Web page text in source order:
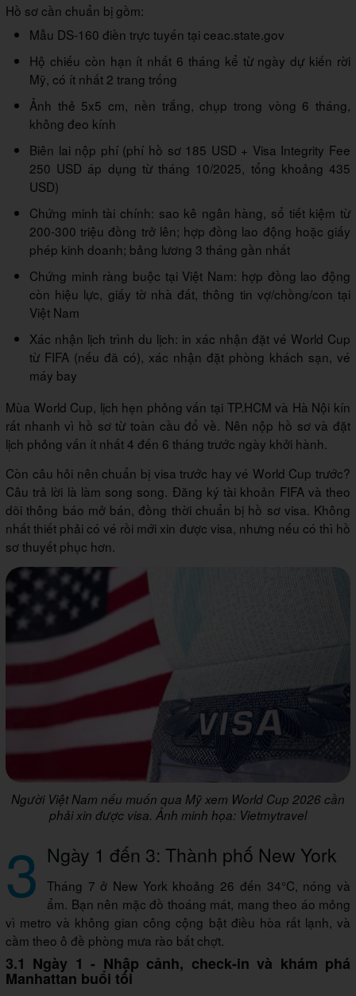
Hồ sơ cần chuẩn bị gồm:
Mẫu DS-160 điền trực tuyến tại ceac.state.gov
Hộ chiếu còn hạn ít nhất 6 tháng kể từ ngày dự kiến rời
Mỹ, có ít nhất 2 trang trống
Ảnh thẻ 5x5 cm, nền trắng, chụp trong vòng 6 tháng,
không đeo kính
Biên lai nộp phí (phí hồ sơ 185 USD + Visa Integrity Fee
250 USD áp dụng từ tháng 10/2025, tổng khoảng 435
USD)
Chứng minh tài chính: sao kê ngân hàng, sổ tiết kiệm từ
200-300 triệu đồng trở lên; hợp đồng lao động hoặc giấy
phép kinh doanh; bảng lương 3 tháng gần nhất
Chứng minh ràng buộc tại Việt Nam: hợp đồng lao động
còn hiệu lực, giấy tờ nhà đất, thông tin vợ/chồng/con tại
Việt Nam
Xác nhận lịch trình du lịch: in xác nhận đặt vé World Cup
từ FIFA (nếu đã có), xác nhận đặt phòng khách sạn, vé
máy bay
Mùa World Cup, lịch hẹn phỏng vấn tại TP.HCM và Hà Nội kín
rất nhanh vì hồ sơ từ toàn cầu đổ về. Nên nộp hồ sơ và đặt
lịch phỏng vấn ít nhất 4 đến 6 tháng trước ngày khởi hành.
Còn câu hỏi nên chuẩn bị visa trước hay vé World Cup trước?
Câu trả lời là làm song song. Đăng ký tài khoản FIFA và theo
dõi thông báo mở bán, đồng thời chuẩn bị hồ sơ visa. Không
nhất thiết phải có vé rồi mới xin được visa, nhưng nếu có thì hồ
sơ thuyết phục hơn.
Người Việt Nam nếu muốn qua Mỹ xem World Cup 2026 cần
phải xin được visa. Ảnh minh họa: Vietmytravel
3 Ngày 1 đến 3: Thành phố New York
Tháng 7 ở New York khoảng 26 đến 34°C, nóng và
ẩm. Bạn nên mặc đồ thoáng mát, mang theo áo mỏng
vì metro và không gian công cộng bật điều hòa rất lạnh, và
cầm theo ô đề phòng mưa rào bất chợt.
3.1 Ngày 1 - Nhập cảnh, check-in và khám phá
Manhattan buổi tối